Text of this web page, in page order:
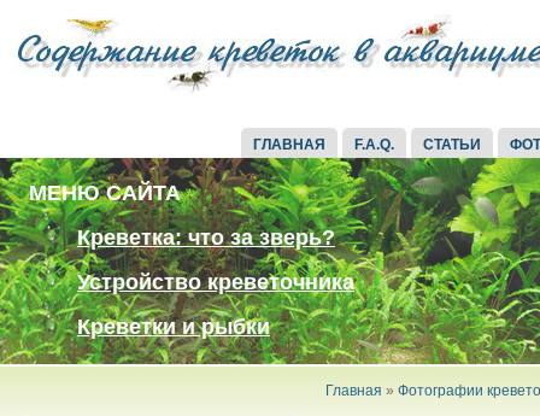
ГЛАВНАЯ F.A.Q. СТАТЬИ
МЕНЮ САЙТА
Креветка: что за зверь?
Устройство креветочника
Креветки и рыбки
Главная » Фотографии